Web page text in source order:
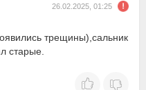
26.02.2025, 01:25
трещины),сальник
старые.